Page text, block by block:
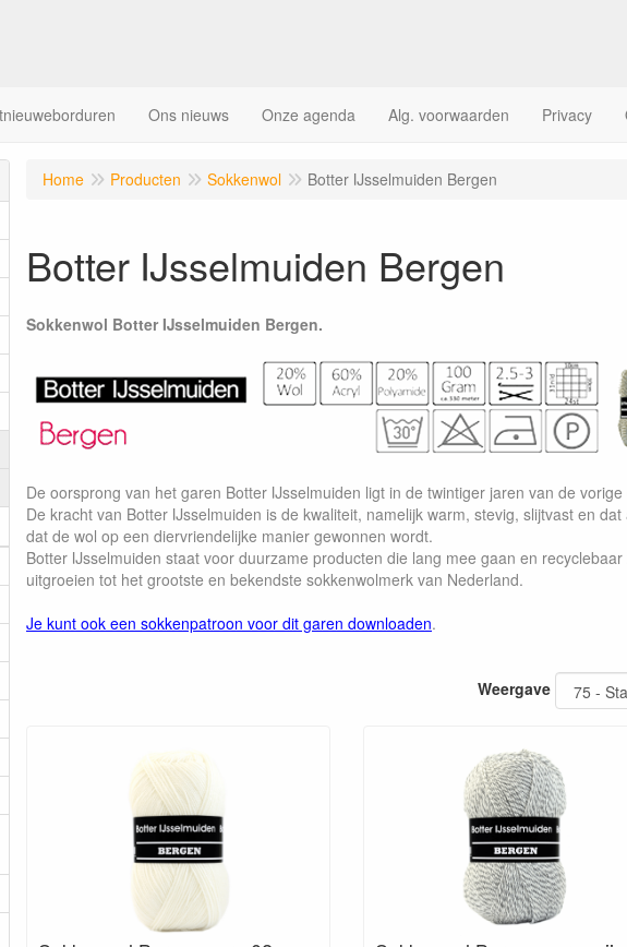
Ons nieuws Onze agenda Alg. voorwaarden Privacy
Home Producten Sokkenwol Botter IJsselmuiden Bergen
Botter IJsselmuiden Bergen
Sokkenwol Botter IJsselmuiden Bergen.
De oorsprong van het garen Botter IJsselmuiden ligt in de twintiger jaren van de vorige
De kracht van Botter IJsselmuiden is de kwaliteit, namelijk warm, stevig, slijtvast en
dat de wol op een diervriendelijke manier gewonnen wordt.
Botter IJsselmuiden staat voor duurzame producten die lang mee gaan en
uitgroeien tot het grootste en bekendste sokkenwolmerk van Nederland.
Je kunt ook een sokkenpatroon voor dit garen downloaden.
Weergave